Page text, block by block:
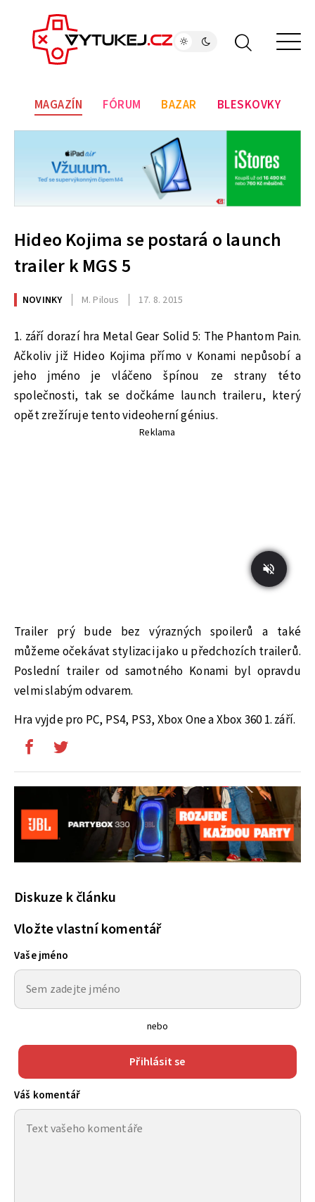
MAGAZÍN FÓRUM BAZAR BLESKOVKY
Hideo Kojima se postará o launch
trailer k MGS 5
NOVINKY M. Pilous 17. 8. 2015
1. září dorazí hra Metal Gear Solid 5: The Phantom Pain.
Ačkoliv již Hideo Kojima přímo v Konami nepůsobí a
jeho jméno je vláčeno špínou ze strany této
společnosti, tak se dočkáme launch traileru, který
opět zrežíruje tento videoherní génius.
Reklama
Trailer prý bude bez výrazných spoilerů a také
můžeme očekávat stylizaci jako u předchozích trailerů.
Poslední trailer od samotného Konami byl opravdu
velmi slabým odvarem.
Hra vyjde pro PC, PS4, PS3, Xbox One a Xbox 360 1. září.
Diskuze k článku
Vložte vlastní komentář
Vaše jméno
nebo
Přihlásit se
Váš komentář